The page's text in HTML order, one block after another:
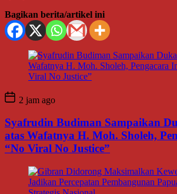
Bagikan berita/artikel ini
2 jam ago
Syafrudin Budiman Sampaikan
atas Wafatnya H. Moh. Sholeh,
“No Viral No Justice”